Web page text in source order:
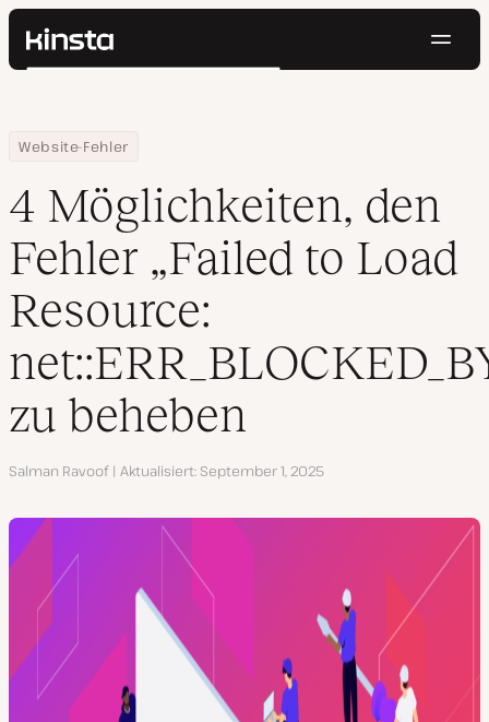
Kinsta®
Preise
Kontakt
Suchen
Home
Ressourcen Center
Website-Fehler
4 Möglichkeiten, den Fehler “Failed to Load Resource:
4 Möglichkeiten, den
Fehler „Failed to Load
Resource:
zu beheben
Autor
Salman Ravoof Aktualisiert September 1, 2025